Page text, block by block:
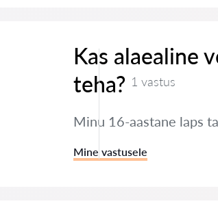
Kas alaealine
teha? 1 vastus
Minu 16-aastane laps
Mine vastusele